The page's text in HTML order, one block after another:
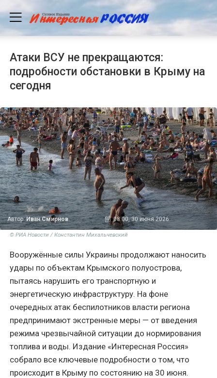
Атаки ВСУ не прекращаются:
подробности обстановки в Крыму на
сегодня
Автор:Иван Смирнов 08:00, 30 июня 2026
© РИА Новости / Константин Михальчевский
Вооружённые силы Украины продолжают наносить
удары по объектам Крымского полуострова,
пытаясь нарушить его транспортную и
энергетическую инфраструктуру. На фоне
очередных атак беспилотников власти региона
предпринимают экстренные меры — от введения
режима чрезвычайной ситуации до нормирования
топлива и воды. Издание «Интересная Россия»
собрало все ключевые подробности о том, что
происходит в Крыму по состоянию на 30 июня.